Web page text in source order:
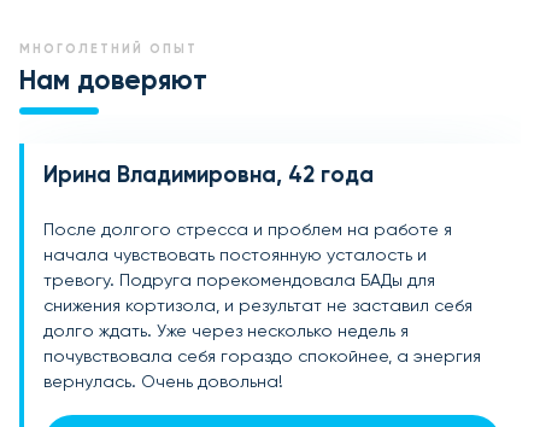
МНОГОЛЕТНИЙ ОПЫТ
Нам доверяют
Ирина Владимировна, 42 года
После долгого стресса и проблем на работе я
начала чувствовать постоянную усталость и
тревогу. Подруга порекомендовала БАДы для
снижения кортизола, и результат не заставил себя
долго ждать. Уже через несколько недель я
почувствовала себя гораздо спокойнее, а энергия
вернулась. Очень довольна!
Александр Сергеевич, 38 лет
Кортизол был повышен из-за сильных нагрузок на
работе и личных проблем. Пропил курс БАДов для
снижения кортизола, и это действительно помогло. Я
стал чувствовать себя менее напряженно, стал
спокойнее и более продуктивным. Очень благодарен
за эти добавки!
Подробнее
Екатерина Михайловна, 30 лет
После родов у меня началась проблема с
повышенным уровнем стресса, что отразилось на
моем состоянии. Приняла БАДы для снижения
кортизола, и мой организм начал
восстанавливаться. Теперь чувствую себя намного
лучше, стала спокойной и уверенной. Рекомендую
всем!